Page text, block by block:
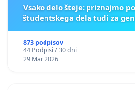
Vsako delo šteje: priznajmo
študentskega dela tudi za
873 podpisov
44 Podpisi / 30 dni
29 Mar 2026